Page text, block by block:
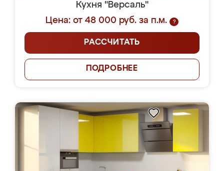
Кухня "Версаль"
Цена: от 48 000 руб. за п.м.
?
РАССЧИТАТЬ
ПОДРОБНЕЕ